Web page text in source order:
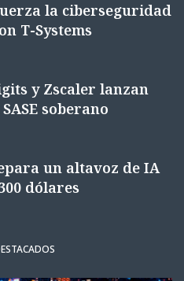
la ciberseguridad
T-Systems
y Zscaler lanzan
soberano
un altavoz de IA
dólares